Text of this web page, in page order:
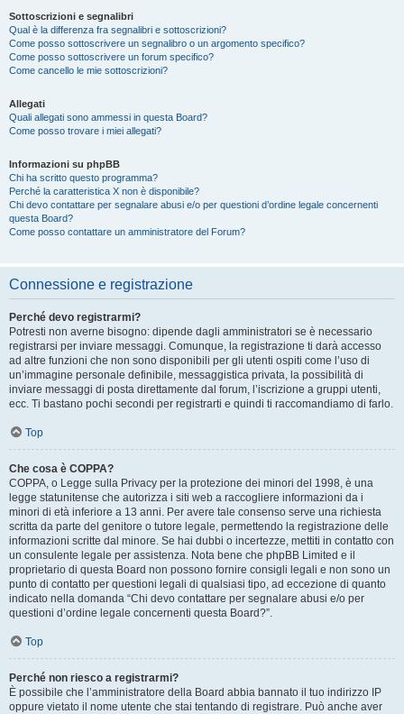
Sottoscrizioni e segnalibri
Qual è la differenza fra segnalibri e sottoscrizioni?
Come posso sottoscrivere un segnalibro o un argomento specifico?
Come posso sottoscrivere un forum specifico?
Come cancello le mie sottoscrizioni?
Allegati
Quali allegati sono ammessi in questa Board?
Come posso trovare i miei allegati?
Informazioni su phpBB
Chi ha scritto questo programma?
Perché la caratteristica X non è disponibile?
Chi devo contattare per segnalare abusi e/o per questioni d’ordine legale concernenti
questa Board?
Come posso contattare un amministratore del Forum?
Connessione e registrazione
Perché devo registrarmi?
Potresti non averne bisogno: dipende dagli amministratori se è necessario
registrarsi per inviare messaggi. Comunque, la registrazione ti darà accesso
ad altre funzioni che non sono disponibili per gli utenti ospiti come l’uso di
un’immagine personale definibile, messaggistica privata, la possibilità di
inviare messaggi di posta direttamente dal forum, l’iscrizione a gruppi utenti,
ecc. Ti bastano pochi secondi per registrarti e quindi ti raccomandiamo di farlo.
Top
Che cosa è COPPA?
COPPA, o Legge sulla Privacy per la protezione dei minori del 1998, è una
legge statunitense che autorizza i siti web a raccogliere informazioni da i
minori di età inferiore a 13 anni. Per avere tale consenso serve una richiesta
scritta da parte del genitore o tutore legale, permettendo la registrazione delle
informazioni scritte dal minore. Se hai dubbi o incertezze, mettiti in contatto con
un consulente legale per assistenza. Nota bene che phpBB Limited e il
proprietario di questa Board non possono fornire consigli legali e non sono un
punto di contatto per questioni legali di qualsiasi tipo, ad eccezione di quanto
indicato nella domanda “Chi devo contattare per segnalare abusi e/o per
questioni d’ordine legale concernenti questa Board?”.
Top
Perché non riesco a registrarmi?
È possibile che l’amministratore della Board abbia bannato il tuo indirizzo IP
oppure vietato il nome utente che stai tentando di registrare. Può anche aver